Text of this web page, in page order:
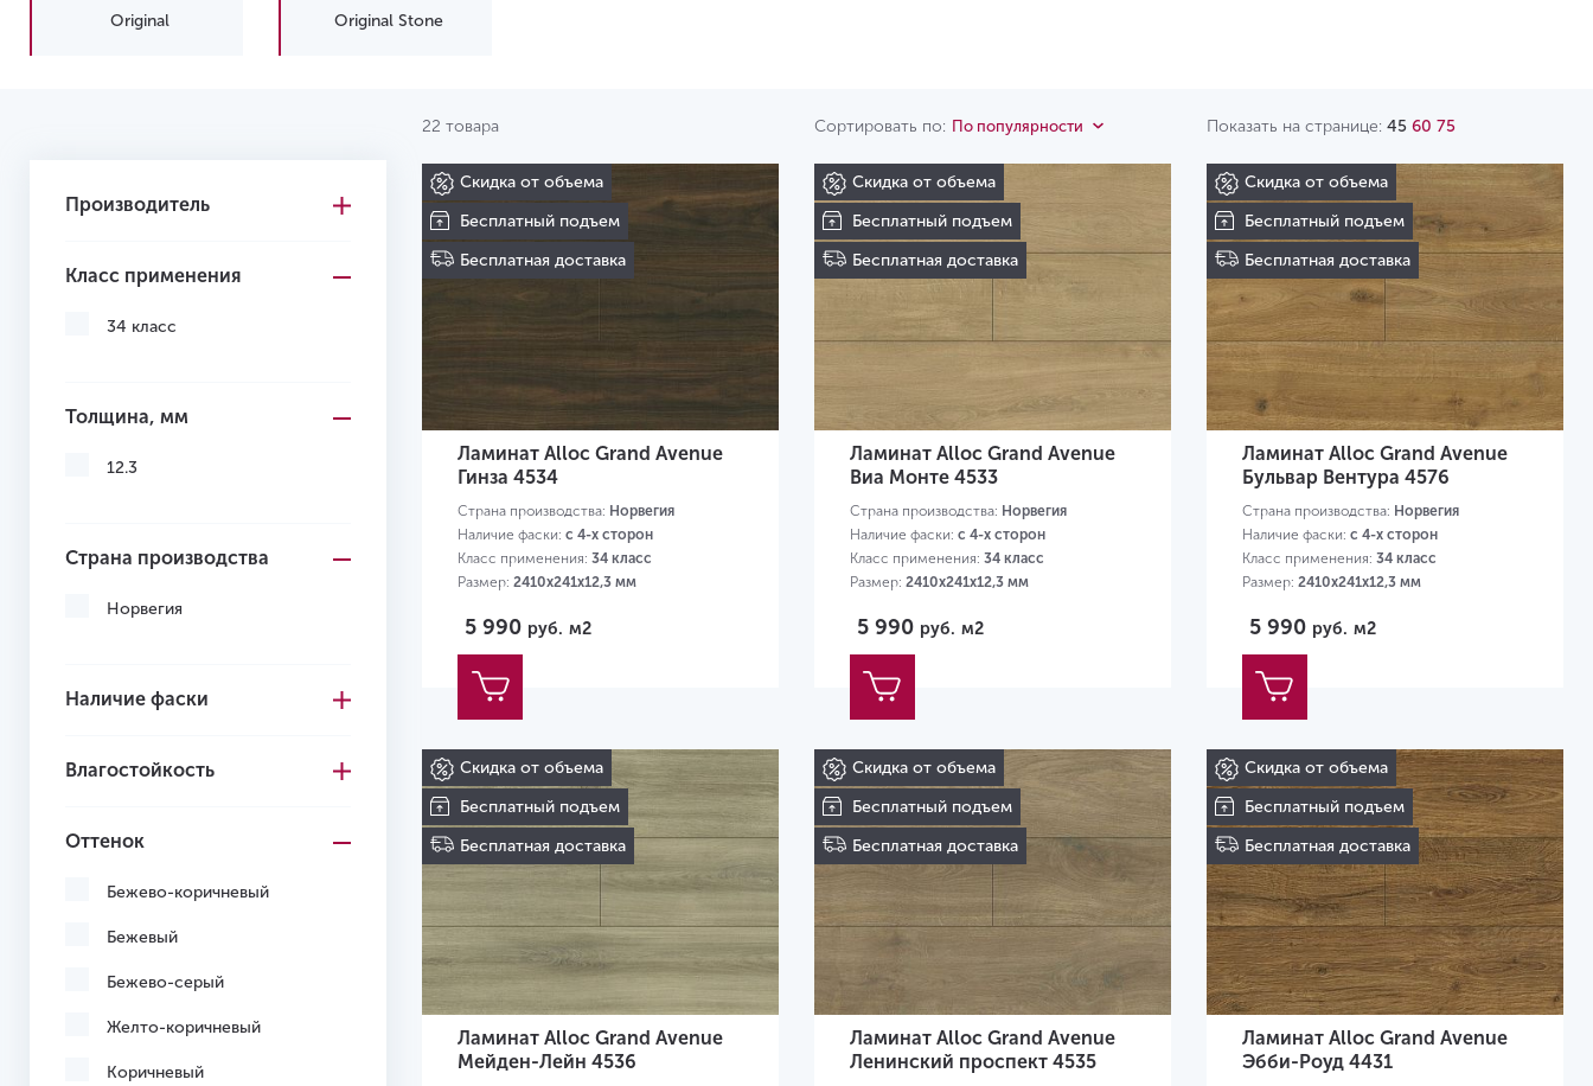
Original Original Stone
22 товара Сортировать по: По популярности Показать на странице: 45 60 75
Производитель
Класс применения
34 класс
Толщина, мм
12.3
Страна производства
Норвегия
Наличие фаски
Влагостойкость
Оттенок
Бежево-коричневый
Бежевый
Бежево-серый
Желто-коричневый
Коричневый
Скидка от объема
Бесплатный подъем
Бесплатная доставка
Ламинат Alloc Grand Avenue
Гинза 4534
Страна производства: Норвегия
Наличие фаски: с 4-х сторон
Класс применения: 34 класс
Размер: 2410х241х12,3 мм
5 990 руб. м2
Скидка от объема
Бесплатный подъем
Бесплатная доставка
Ламинат Alloc Grand Avenue
Виа Монте 4533
Страна производства: Норвегия
Наличие фаски: с 4-х сторон
Класс применения: 34 класс
Размер: 2410х241х12,3 мм
5 990 руб. м2
Скидка от объема
Бесплатный подъем
Бесплатная доставка
Ламинат Alloc Grand Avenue
Бульвар Вентура 4576
Страна производства: Норвегия
Наличие фаски: с 4-х сторон
Класс применения: 34 класс
Размер: 2410х241х12,3 мм
5 990 руб. м2
Скидка от объема
Бесплатный подъем
Бесплатная доставка
Ламинат Alloc Grand Avenue
Мейден-Лейн 4536
Скидка от объема
Бесплатный подъем
Бесплатная доставка
Ламинат Alloc Grand Avenue
Ленинский проспект 4535
Скидка от объема
Бесплатный подъем
Бесплатная доставка
Ламинат Alloc Grand Avenue
Эбби-Роуд 4431